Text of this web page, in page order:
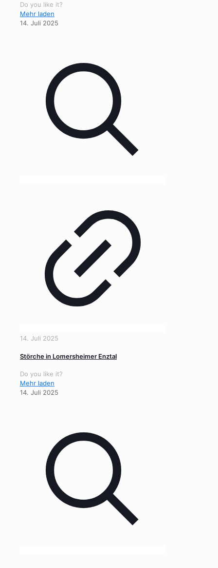
Do you like it?
Mehr laden
14. Juli 2025
14. Juli 2025
Störche in Lomersheimer Enztal
Do you like it?
Mehr laden
14. Juli 2025